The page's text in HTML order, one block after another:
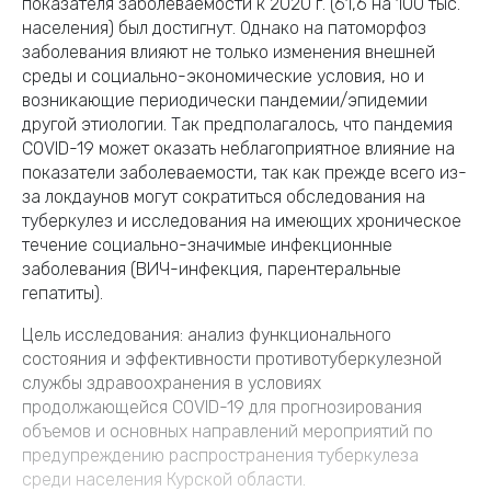
населения) был достигнут. Однако на патоморфоз
заболевания влияют не только изменения внешней
среды и социально-экономические условия, но и
возникающие периодически пандемии/эпидемии
другой этиологии. Так предполагалось, что пандемия
COVID-19 может оказать неблагоприятное влияние на
показатели заболеваемости, так как прежде всего из-
за локдаунов могут сократиться обследования на
туберкулез и исследования на имеющих хроническое
течение социально-значимые инфекционные
заболевания (ВИЧ-инфекция, парентеральные
гепатиты).
Цель исследования: анализ функционального
состояния и эффективности противотуберкулезной
службы здравоохранения в условиях
продолжающейся COVID-19 для прогнозирования
объемов и основных направлений мероприятий по
предупреждению распространения туберкулеза
среди населения Курской области.